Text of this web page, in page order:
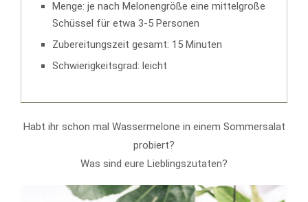
Menge: je nach Melonengröße eine mittelgroße
Schüssel für etwa 3-5 Personen
Zubereitungszeit gesamt: 15 Minuten
Schwierigkeitsgrad: leicht
Habt ihr schon mal Wassermelone in einem Sommersalat
probiert?
Was sind eure Lieblingszutaten?